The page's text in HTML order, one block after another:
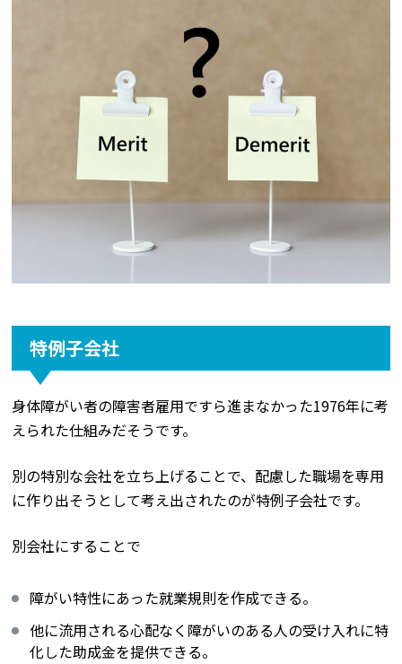
特例子会社
身体障がい者の障害者雇用ですら進まなかった1976年に考
えられた仕組みだそうです。
別の特別な会社を立ち上げることで、配慮した職場を専用
に作り出そうとして考え出されたのが特例子会社です。
別会社にすることで
障がい特性にあった就業規則を作成できる。
他に流用される心配なく障がいのある人の受け入れに特
化した助成金を提供できる。